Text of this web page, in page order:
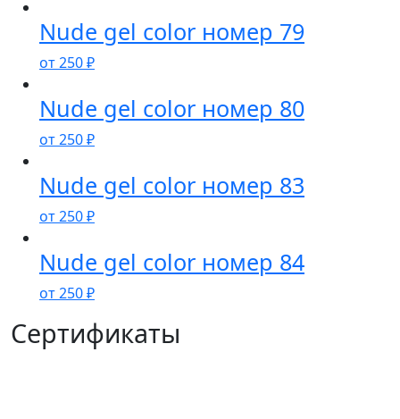
Nude gel color номер 79
от250₽
Nude gel color номер 80
от250₽
Nude gel color номер 83
от250₽
Nude gel color номер 84
от250₽
Сертификаты